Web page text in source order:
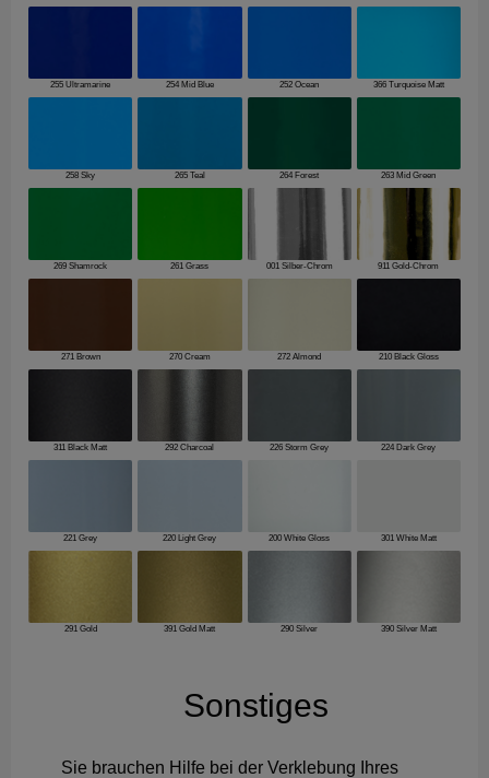
255 Ultramarine 254 Mid Blue 252 Ocean 366 Turquoise Matt
258 Sky 265 Teal 264 Forest 263 Mid Green
269 Shamrock 261 Grass 001 Silber-Chrom 911 Gold-Chrom
271 Brown 270 Cream 272 Almond 210 Black Gloss
311 Black Matt 292 Charcoal 226 Storm Grey 224 Dark Grey
221 Grey 220 Light Grey 200 White Gloss 301 White Matt
291 Gold 391 Gold Matt 290 Silver 390 Silver Matt
Sonstiges
Sie brauchen Hilfe bei der Verklebung Ihres